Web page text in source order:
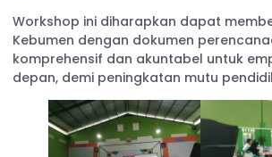
Workshop ini diharapkan dapat
Kebumen dengan dokumen
komprehensif dan akuntabel untuk
depan, demi peningkatan mutu